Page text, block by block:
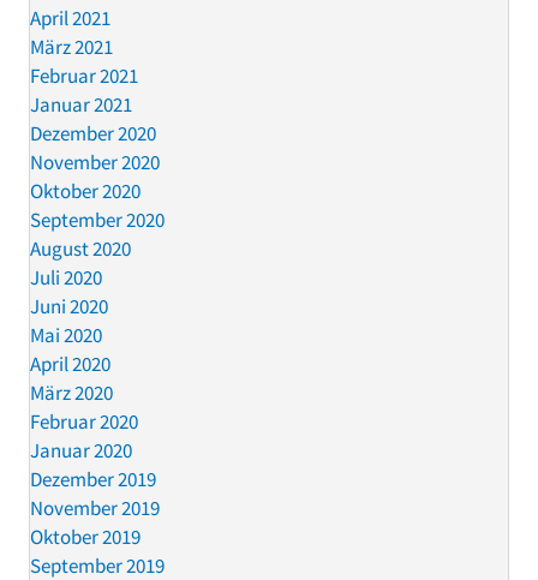
April 2021
März 2021
Februar 2021
Januar 2021
Dezember 2020
November 2020
Oktober 2020
September 2020
August 2020
Juli 2020
Juni 2020
Mai 2020
April 2020
März 2020
Februar 2020
Januar 2020
Dezember 2019
November 2019
Oktober 2019
September 2019